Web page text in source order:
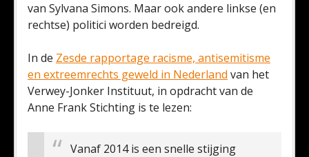
van Sylvana Simons. Maar ook andere linkse (en
rechtse) politici worden bedreigd.
In de Zesde rapportage racisme, antisemitisme
en extreemrechts geweld in Nederland van het
Verwey-Jonker Instituut, in opdracht van de
Anne Frank Stichting is te lezen:
Vanaf 2014 is een snelle stijging